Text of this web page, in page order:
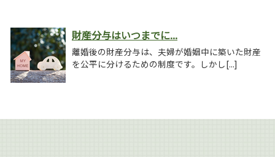
財産分与はいつまでに...
離婚後の財産分与は、夫婦が婚姻中に築いた財産
を公平に分けるための制度です。しかし[...]